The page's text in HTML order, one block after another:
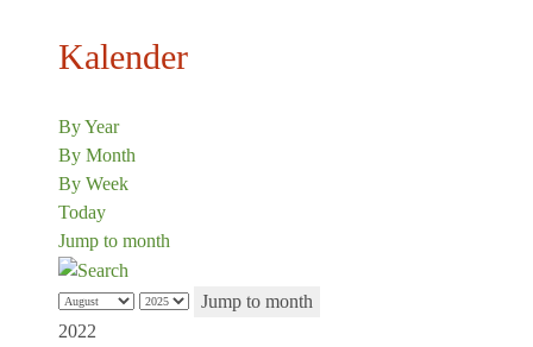
Kalender
By Year
By Month
By Week
Today
Jump to month
Jump to month
2022